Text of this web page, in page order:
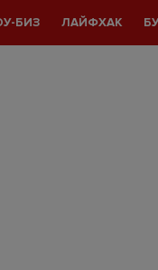
БИЗ ЛАЙФХАК